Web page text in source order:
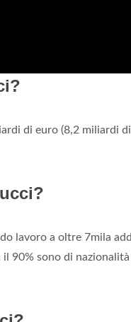
di euro (8,2 miliardi
lavoro a oltre 7mila
90% sono di